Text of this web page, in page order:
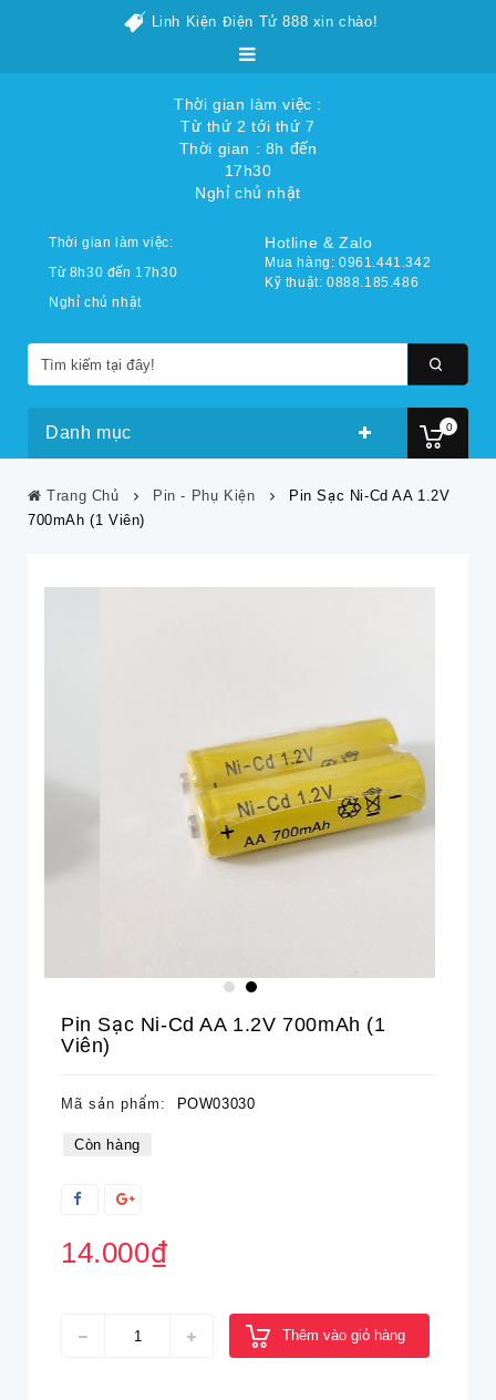
Linh Kiện Điện Tử 888 xin chào!
Thời gian làm việc :
Từ thứ 2 tới thứ 7
Thời gian : 8h đến
17h30
Nghỉ chủ nhật
0
Thời gian làm việc:
Từ 8h30 đến 17h30
Nghỉ chủ nhật
Hotline & Zalo
Mua hàng: 0961.441.342
Kỹ thuật: 0888.185.486
Danh mục
Trang Chủ Pin - Phụ Kiện
Pin Sạc Ni-Cd AA 1.2V
700mAh (1 Viên)
Pin Sạc Ni-Cd AA 1.2V 700mAh (1
Viên)
Mã sản phẩm: POW03030
Còn hàng
14.000₫
Thêm vào giỏ hàng